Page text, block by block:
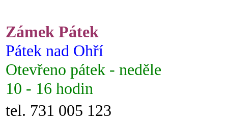
Zámek Pátek
Pátek nad Ohří
Otevřeno pátek - neděle
10 - 16 hodin
tel. 731 005 123